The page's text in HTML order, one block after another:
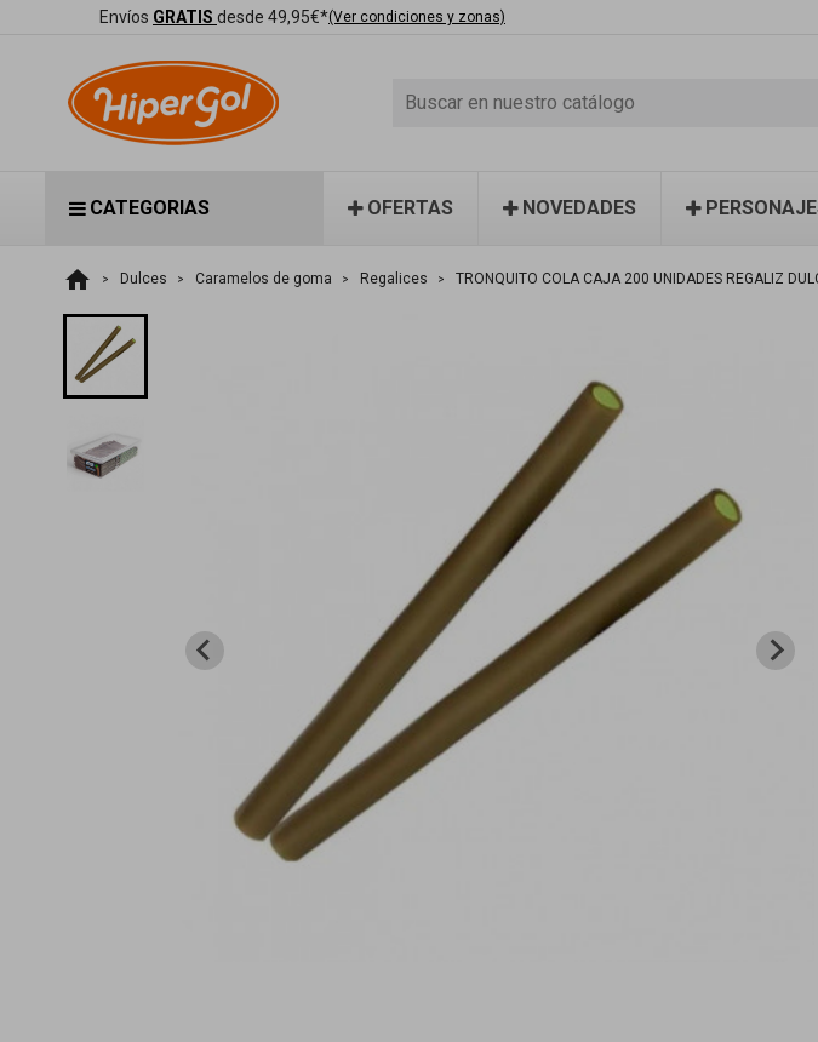
Envíos GRATIS desde 49,95€*(Ver condiciones y zonas)
CATEGORIAS OFERTAS NOVEDADES
home Dulces Caramelos de goma Regalices TRONQUITO COLA CAJA 200 UNIDADES REGALIZ